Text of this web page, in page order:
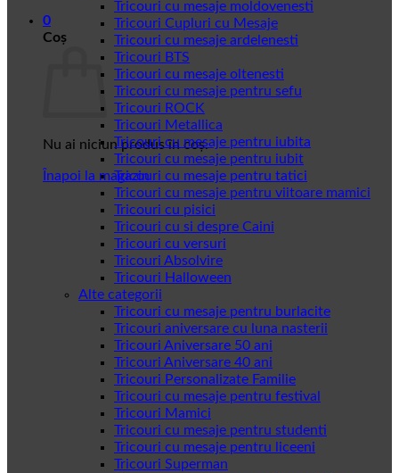
0
Coș
Nu ai niciun produs în coș.
Înapoi la magazin
Tricouri cu mesaje moldovenesti
Tricouri Cupluri cu Mesaje
Tricouri cu mesaje ardelenesti
Tricouri BTS
Tricouri cu mesaje oltenesti
Tricouri cu mesaje pentru sefu
Tricouri ROCK
Tricouri Metallica
Tricouri cu mesaje pentru iubita
Tricouri cu mesaje pentru iubit
Tricouri cu mesaje pentru tatici
Tricouri cu mesaje pentru viitoare mamici
Tricouri cu pisici
Tricouri cu si despre Caini
Tricouri cu versuri
Tricouri Absolvire
Tricouri Halloween
Alte categorii
Tricouri cu mesaje pentru burlacite
Tricouri aniversare cu luna nasterii
Tricouri Aniversare 50 ani
Tricouri Aniversare 40 ani
Tricouri Personalizate Familie
Tricouri cu mesaje pentru festival
Tricouri Mamici
Tricouri cu mesaje pentru studenti
Tricouri cu mesaje pentru liceeni
Tricouri Superman